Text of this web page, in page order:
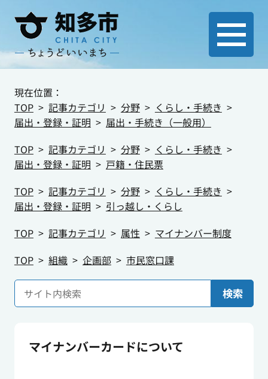
現在位置：
TOP
記事カテゴリ 分野
くらし・手続き
届出・登録・証明
届出・手続き（一般用）
TOP
記事カテゴリ 分野
くらし・手続き
届出・登録・証明
戸籍・住民票
TOP
記事カテゴリ 分野
くらし・手続き
届出・登録・証明
引っ越し・くらし
TOP
記事カテゴリ 属性
マイナンバー制度
TOP
組織 企画部 市民窓口課
検索
マイナンバーカードについて